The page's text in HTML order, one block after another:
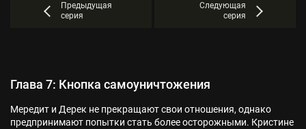
Предыдущая
серия
Следующая
серия
Глава 7: Кнопка самоуничтожения
Мередит и Дерек не прекращают свои отношения, однако
предпринимают попытки стать более осторожными. Кристине